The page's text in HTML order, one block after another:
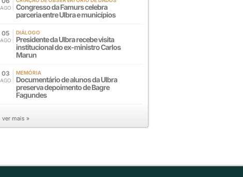
AGO
Congresso da Famurs celebra
parceria entre Ulbra e municípios
05
AGO
DIÁLOGO
Presidente da Ulbra recebe visita
institucional do ex-ministro Carlos
Marun
03
AGO
MEMÓRIA
Documentário de alunos da Ulbra
preserva depoimento de Bagre
Fagundes
ver mais »